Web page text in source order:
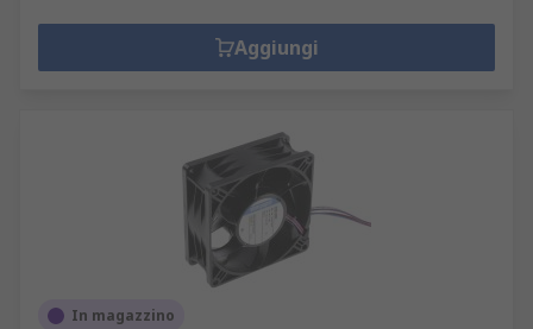
Aggiungi
In magazzino